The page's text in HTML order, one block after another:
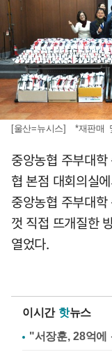
[울산=뉴시스] *재판매
중앙농협 주부대
협 본점 대회의실
중앙농협 주부대
껏 직접 뜨개질한
열었다.
이시간 핫뉴스
"서장훈, 28억에